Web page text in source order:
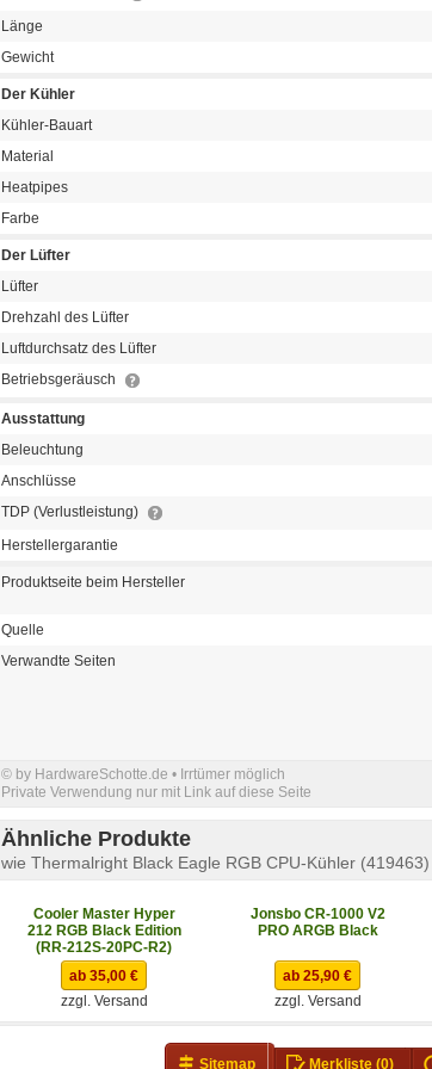
Länge
Gewicht
Der Kühler
Kühler-Bauart
Material
Heatpipes
Farbe
Der Lüfter
Lüfter
Drehzahl des Lüfter
Luftdurchsatz des Lüfter
Betriebsgeräusch
Ausstattung
Beleuchtung
Anschlüsse
TDP (Verlustleistung)
Herstellergarantie
Produktseite beim Hersteller
Quelle
Verwandte Seiten
© by HardwareSchotte.de • Irrtümer möglich
Private Verwendung nur mit Link auf diese Seite
Ähnliche Produkte
wie Thermalright Black Eagle RGB CPU-Kühler (419463)
Cooler Master Hyper
212 RGB Black Edition
(RR-212S-20PC-R2)
Jonsbo CR-1000 V2
PRO ARGB Black
ab 35,00 €
zzgl. Versand
ab 25,90 €
zzgl. Versand
Sitemap Merkliste(0)